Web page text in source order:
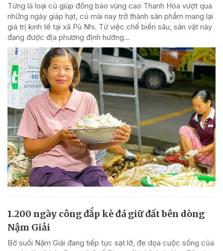
Từng là loại củ giúp đồng bào vùng cao Thanh Hóa vượt qua
những ngày giáp hạt, củ mài nay trở thành sản phẩm mang lại
giá trị kinh tế tại xã Pù Nhi. Từ việc chế biến sâu, sản vật này
đang được địa phương định hướng...
1.200 ngày công đắp kè đá giữ đất bên dòng
Nậm Giải
Bờ suối Nậm Giải đang tiếp tục sạt lở, đe dọa cuộc sống của